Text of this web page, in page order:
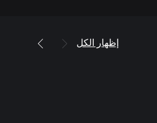
إظهار الكل